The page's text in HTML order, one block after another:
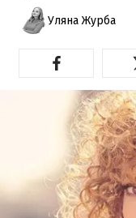
Уляна Журба